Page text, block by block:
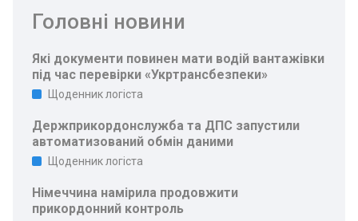
Головні новини
Які документи повинен мати водій вантажівки
під час перевірки «Укртрансбезпеки»
Щоденник логіста
Держприкордонслужба та ДПС запустили
автоматизований обмін даними
Щоденник логіста
Німеччина намірила продовжити
прикордонний контроль